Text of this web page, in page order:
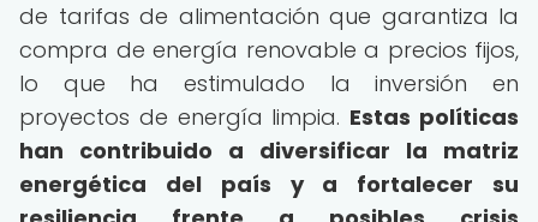
de tarifas de alimentación que garantiza la
compra de energía renovable a precios fijos,
lo que ha estimulado la inversión en
proyectos de energía limpia. Estas políticas
han contribuido a diversificar la matriz
energética del país y a fortalecer su